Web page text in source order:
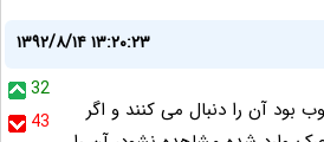
۱۳۹۲/۸/۱۴ ۱۳:۲۰:۲۳
32
43
بود آن را دنبال می کنند و اگر